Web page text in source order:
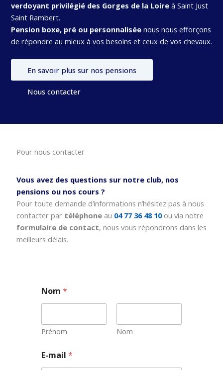
verdoyant privilégié des Gorges de la Loireà Saint Just
Saint Rambert.
Pension boxe, pré ou personnaliséenous nous efforçons
de répondre au mieux à vos besoins et ceux de vos chevaux.
En savoir plus sur nos pensions
Nous contacter
Pour nous contacter
Vous avez des questions sur notre club, nos
pensions ou nos cours ?
Pour toute demande d’informations n’hésitez pas à nous
contacter par téléphoneau 04 77 36 48 10 ou via notre
formulaire de contact, nous vous répondrons dans les
meilleurs délais.
Nom*
Prénom Nom
-
m
E-mail*